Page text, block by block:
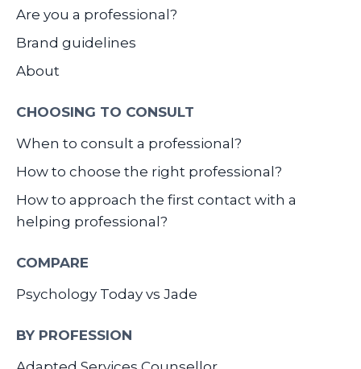
Are you a professional?
Brand guidelines
About
CHOOSING TO CONSULT
When to consult a professional?
How to choose the right professional?
How to approach the first contact with a
helping professional?
COMPARE
Psychology Today vs Jade
BY PROFESSION